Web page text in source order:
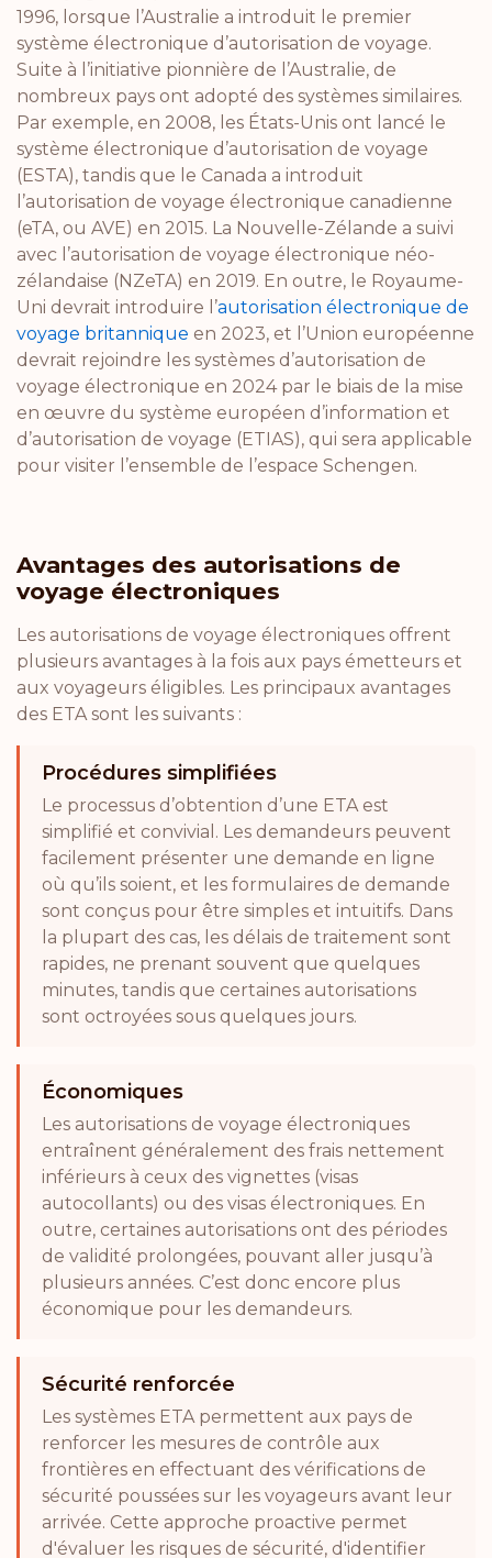
1996, lorsque l’Australie a introduit le premier
système électronique d’autorisation de voyage.
Suite à l’initiative pionnière de l’Australie, de
nombreux pays ont adopté des systèmes similaires.
Par exemple, en 2008, les États-Unis ont lancé le
système électronique d’autorisation de voyage
(ESTA), tandis que le Canada a introduit
l’autorisation de voyage électronique canadienne
(eTA, ou AVE) en 2015. La Nouvelle-Zélande a suivi
avec l’autorisation de voyage électronique néo-
zélandaise (NZeTA) en 2019. En outre, le Royaume-
Uni devrait introduire l’autorisation électronique de
voyage britannique en 2023, et l’Union européenne
devrait rejoindre les systèmes d’autorisation de
voyage électronique en 2024 par le biais de la mise
en œuvre du système européen d’information et
d’autorisation de voyage (ETIAS), qui sera applicable
pour visiter l’ensemble de l’espace Schengen.
Avantages des autorisations de
voyage électroniques
Les autorisations de voyage électroniques offrent
plusieurs avantages à la fois aux pays émetteurs et
aux voyageurs éligibles. Les principaux avantages
des ETA sont les suivants :
Procédures simplifiées
Le processus d’obtention d’une ETA est
simplifié et convivial. Les demandeurs peuvent
facilement présenter une demande en ligne
où qu’ils soient, et les formulaires de demande
sont conçus pour être simples et intuitifs. Dans
la plupart des cas, les délais de traitement sont
rapides, ne prenant souvent que quelques
minutes, tandis que certaines autorisations
sont octroyées sous quelques jours.
Économiques
Les autorisations de voyage électroniques
entraînent généralement des frais nettement
inférieurs à ceux des vignettes (visas
autocollants) ou des visas électroniques. En
outre, certaines autorisations ont des périodes
de validité prolongées, pouvant aller jusqu’à
plusieurs années. C’est donc encore plus
économique pour les demandeurs.
Sécurité renforcée
Les systèmes ETA permettent aux pays de
renforcer les mesures de contrôle aux
frontières en effectuant des vérifications de
sécurité poussées sur les voyageurs avant leur
arrivée. Cette approche proactive permet
d'évaluer les risques de sécurité, d'identifier